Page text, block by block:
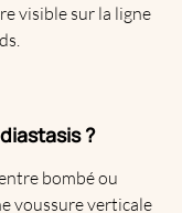
visible sur la ligne
?
bombé ou
voussure verticale